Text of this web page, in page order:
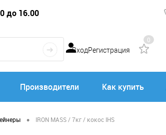
до 16.00
ВходРегистрация
0
Производители Как купить
• IRON MASS / 7кг / кокос IHS